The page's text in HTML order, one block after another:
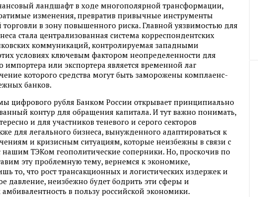
ландшафт в ходе многополярной трансформации,
изменения, превратив привычные инструменты
в зону повышенного риска. Главной уязвимостью для
стала централизованная система корреспондентских
коммуникаций, контролируемая западными
условиях ключевым фактором неопределенности для
импортера или экспортера является временной лаг
которого средства могут быть заморожены комплаенс-
банков.
цифрового рубля Банком России открывает принципиально
контур для обращения капитала. И тут важно понимать,
и для участников теневого и серого секторов
для легального бизнеса, вынужденного адаптироваться к
и кризисным ситуациям, которые неизбежны в связи с
нашим ТЭКом геополитические соперники. Но, проскочив по
эту проблемную тему, вернемся к экономике,
то, что рост трансакционных и логистических издержек и
давление, неизбежно будет бодрить эти сферы и
амбивалентность в пользу российской экономики.